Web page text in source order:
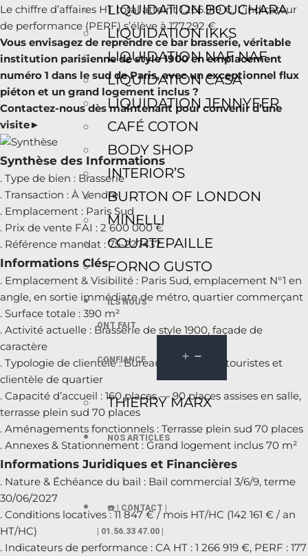
LIQUIDATION BOUCHARA
LIQUIDATION IKKS
LIQUIDATION NAF NAF
LIQUIDATION CASA
LIQUIDATION JENNYFER
CAFÉ COTON
BODY SHOP
INTERIOR’S
BURTON OF LONDON
MINELLI
COURTEPAILLE
FORNO GUSTO
ILS NOUS
ONT FAIT
CONFIANCE
THIERRY MARX
NOS ARTICLES
☎️ | CONTACT |
| 01.56.33 47.00 |
Le chiffre d’affaires HT total atteint 1.266.919 €. L’indicateur
de performance (PERF) s’élève à 177.292 €.
Vous envisagez de reprendre ce bar brasserie, véritable
institution parisienne de style 1900 en emplacement
numéro 1 dans le sud de Paris, avec un exceptionnel flux
piéton et un grand logement inclus ?
Contactez-nous dès maintenant pour convenir d’une
visite►
Synthèse des Informations
. Type de bien : Brasserie
. Transaction : À Vendre
. Emplacement : Paris Sud
. Prix de vente FAI : 2 600 000 €
. Référence mandat : 75-227437
Informations Clés
. Emplacement & Visibilité : Paris Sud, emplacement N°1 en
angle, en sortie immédiate de métro, quartier commerçant
. Surface totale : 390 m²
. Activité actuelle : Brasserie de style 1900, façade de
caractère
. Typologie de clientèle : Bureaux, habitants, touristes et
clientèle de quartier
. Capacité d’accueil : 160 places — 90 places assises en salle,
terrasse plein sud 70 places
. Aménagements fonctionnels : Terrasse plein sud 70 places
. Annexes & Stationnement : Grand logement inclus 70 m²
Informations Juridiques et Financières
. Nature & Échéance du bail : Bail commercial 3/6/9, terme
30/06/2027
. Conditions locatives : 11 847 € / mois HT/HC (142 161 € / an
HT/HC)
. Indicateurs de performance : CA HT : 1 266 919 €, PERF : 177